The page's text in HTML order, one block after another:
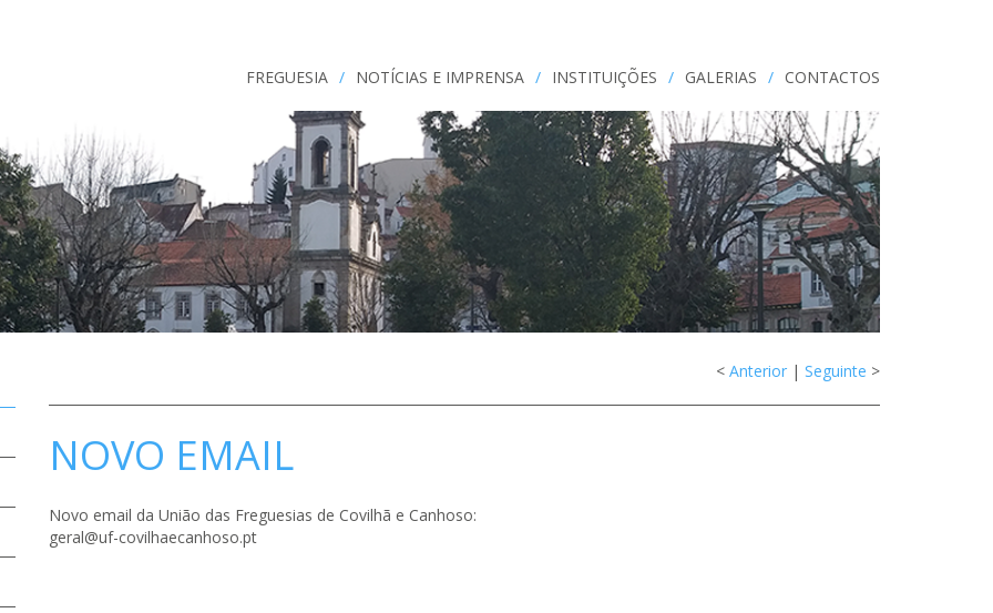
FREGUESIA / NOTÍCIAS E IMPRENSA / INSTITUIÇÕES / GALERIAS / CONTACTOS
< Anterior | Seguinte >
NOVO EMAIL
Novo email da União das Freguesias de Covilhã e Canhoso:
geral@uf-covilhaecanhoso.pt